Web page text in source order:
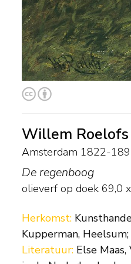
Willem Roelofs
Amsterdam 1822-
De regenboog
olieverf op doek 69,0 x
Herkomst:
Kupperman,
Literatuur: Else